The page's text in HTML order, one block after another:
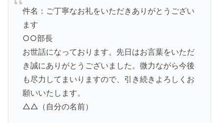
件名：ご丁寧なお礼をいただきありがとうござい
ます
○○部長
お世話になっております。先日はお言葉をいただ
き誠にありがとうございました。微力ながら今後
も尽力してまいりますので、引き続きよろしくお
願いいたします。
△△（自分の名前）